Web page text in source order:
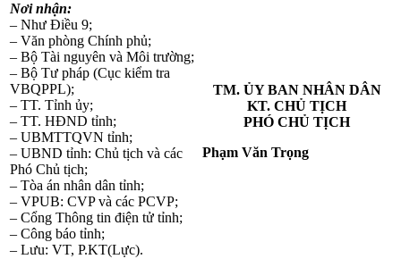
Nơi nhận:
– Như Điều 9;
– Văn phòng Chính phủ;
– Bộ Tài nguyên và Môi trường;
– Bộ Tư pháp (Cục kiểm tra
VBQPPL);
– TT. Tỉnh ủy;
– TT. HĐND tỉnh;
– UBMTTQVN tỉnh;
– UBND tỉnh: Chủ tịch và các
Phó Chủ tịch;
– Tòa án nhân dân tỉnh;
– VPUB: CVP và các PCVP;
– Cổng Thông tin điện tử tỉnh;
– Công báo tỉnh;
– Lưu: VT, P.KT(Lực).
TM. ỦY BAN NHÂN DÂN
KT. CHỦ TỊCH
PHÓ CHỦ TỊCH
Phạm Văn Trọng